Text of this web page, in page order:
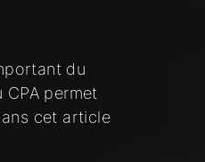
du
permet
cet article